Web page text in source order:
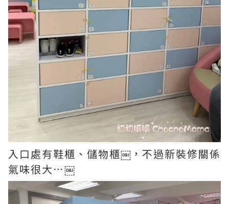
入口處有鞋櫃、儲物櫃￼，不過新裝修關係
氣味很大⋯￼